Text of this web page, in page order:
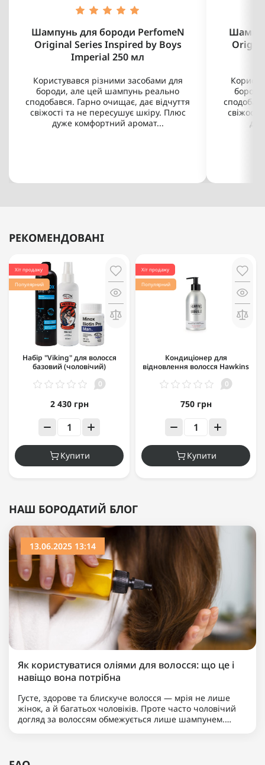
Шампунь для бороди PerfomeN
Original Series Inspired by Boys
Imperial 250 мл
Користувався різними засобами для
бороди, але цей шампунь реально
сподобався. Гарно очищає, дає відчуття
свіжості та не пересушує шкіру. Плюс
дуже комфортний аромат...
РЕКОМЕНДОВАНІ
Хіт продажу
Популярний
Набір "Viking" для волосся
базовий (чоловічий)
0
2 430 грн
Купити
Хіт продажу
Популярний
Кондиціонер для
відновлення волосся Hawkins
Conditioner 300 мл
0
750 грн
Купити
НАШ БОРОДАТИЙ БЛОГ
13.06.2025 13:14
Як користуватися оліями для волосся: що це і
навіщо вона потрібна
Густе, здорове та блискуче волосся — мрія не лише
жінок, а й багатьох чоловіків. Проте часто чоловічий
догляд за волоссям обмежується лише шампунем.